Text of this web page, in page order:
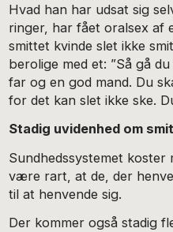
Hvad han har udsat sig
ringer, har fået oralsex af
smittet kvinde slet ikke
berolige med et: ”Så gå
far og en god mand. Du
for det kan slet ikke ske.
Stadig uvidenhed om
Sundhedssystemet koster
være rart, at de, der
til at henvende sig.
Der kommer også stadig